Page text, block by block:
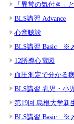
「異常の気付き」
BLS講習 Advance
心音聴診
BLS講習 Basic ※
12誘導心電図
血圧測定で分かる
BLS講習 乳児・小
第19回 島根大学
BLS講習 Basic ※